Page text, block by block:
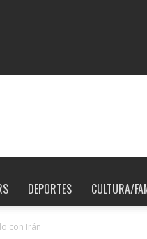
DEPORTES CULTURA/
con Irán